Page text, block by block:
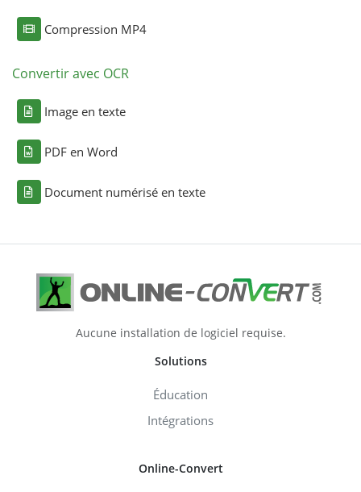
Compression MP4
Convertir avec OCR
Image en texte
PDF en Word
Document numérisé en texte
Aucune installation de logiciel requise.
Solutions
Éducation
Intégrations
Online-Convert